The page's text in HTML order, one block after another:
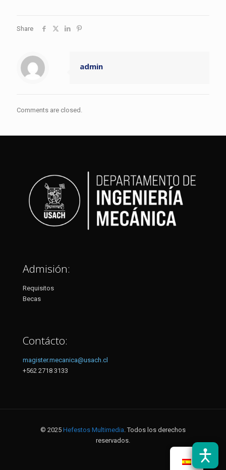
Share
admin
Comments are closed.
Admisión:
Requisitos
Becas
Contácto:
magister.mecanica@usach.cl
+562 2718 3133
© 2025 Hefestos Multimedia . Todos los derechos
reservados.